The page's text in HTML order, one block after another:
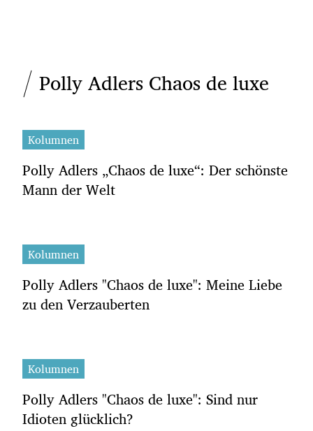
Polly Adlers Chaos de luxe
Kolumnen
Polly Adlers „Chaos de luxe“: Der schönste
Mann der Welt
Kolumnen
Polly Adlers "Chaos de luxe": Meine Liebe
zu den Verzauberten
Kolumnen
Polly Adlers "Chaos de luxe": Sind nur
Idioten glücklich?